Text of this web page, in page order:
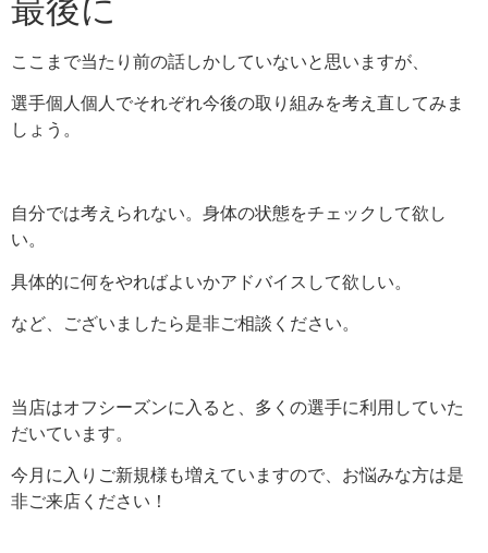
最後に
ここまで当たり前の話しかしていないと思いますが、
選手個人個人でそれぞれ今後の取り組みを考え直してみま
しょう。
自分では考えられない。身体の状態をチェックして欲し
い。
具体的に何をやればよいかアドバイスして欲しい。
など、ございましたら是非ご相談ください。
当店はオフシーズンに入ると、多くの選手に利用していた
だいています。
今月に入りご新規様も増えていますので、お悩みな方は是
非ご来店ください！